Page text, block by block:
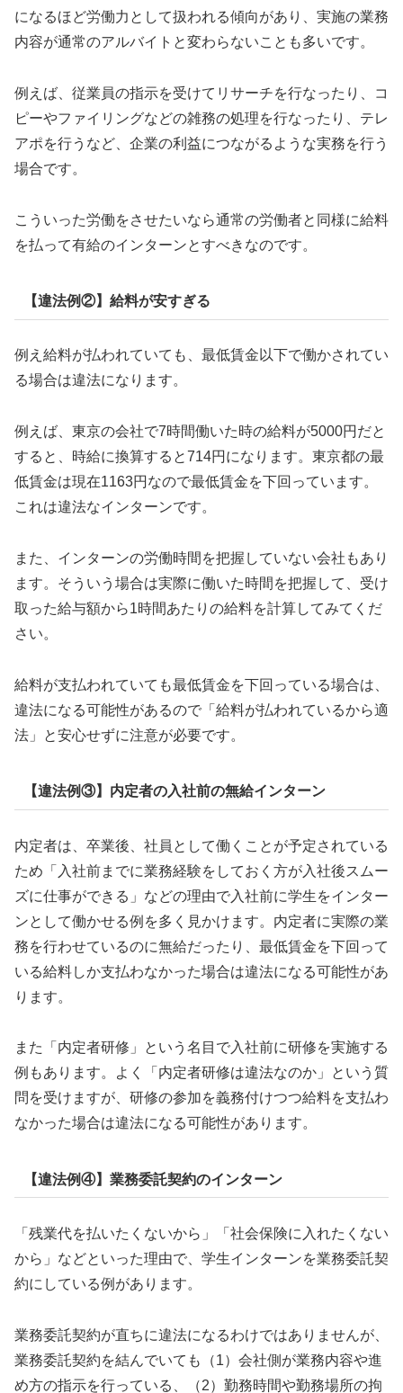
になるほど労働力として扱われる傾向があり、実施の業務
内容が通常のアルバイトと変わらないことも多いです。
例えば、従業員の指示を受けてリサーチを行なったり、コ
ピーやファイリングなどの雑務の処理を行なったり、テレ
アポを行うなど、企業の利益につながるような実務を行う
場合です。
こういった労働をさせたいなら通常の労働者と同様に給料
を払って有給のインターンとすべきなのです。
【違法例②】給料が安すぎる
例え給料が払われていても、最低賃金以下で働かされてい
る場合は違法になります。
例えば、東京の会社で7時間働いた時の給料が5000円だと
すると、時給に換算すると714円になります。東京都の最
低賃金は現在1163円なので最低賃金を下回っています。
これは違法なインターンです。
また、インターンの労働時間を把握していない会社もあり
ます。そういう場合は実際に働いた時間を把握して、受け
取った給与額から1時間あたりの給料を計算してみてくだ
さい。
給料が支払われていても最低賃金を下回っている場合は、
違法になる可能性があるので「給料が払われているから適
法」と安心せずに注意が必要です。
【違法例③】内定者の入社前の無給インターン
内定者は、卒業後、社員として働くことが予定されている
ため「入社前までに業務経験をしておく方が入社後スムー
ズに仕事ができる」などの理由で入社前に学生をインター
ンとして働かせる例を多く見かけます。内定者に実際の業
務を行わせているのに無給だったり、最低賃金を下回って
いる給料しか支払わなかった場合は違法になる可能性があ
ります。
また「内定者研修」という名目で入社前に研修を実施する
例もあります。よく「内定者研修は違法なのか」という質
問を受けますが、研修の参加を義務付けつつ給料を支払わ
なかった場合は違法になる可能性があります。
【違法例④】業務委託契約のインターン
「残業代を払いたくないから」「社会保険に入れたくない
から」などといった理由で、学生インターンを業務委託契
約にしている例があります。
業務委託契約が直ちに違法になるわけではありませんが、
業務委託契約を結んでいても（1）会社側が業務内容や進
め方の指示を行っている、（2）勤務時間や勤務場所の拘